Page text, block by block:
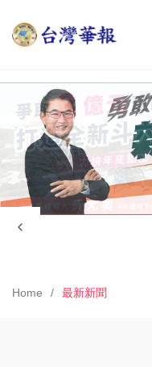
Home 最新新聞